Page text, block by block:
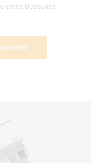
eines Gebäudes